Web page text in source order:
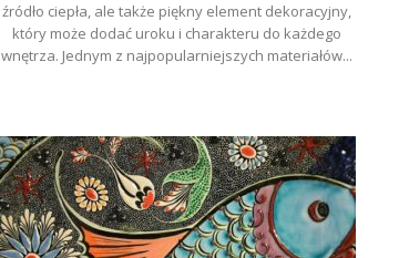
źródło ciepła, ale także piękny element dekoracyjny,
który może dodać uroku i charakteru do każdego
wnętrza. Jednym z najpopularniejszych materiałów...